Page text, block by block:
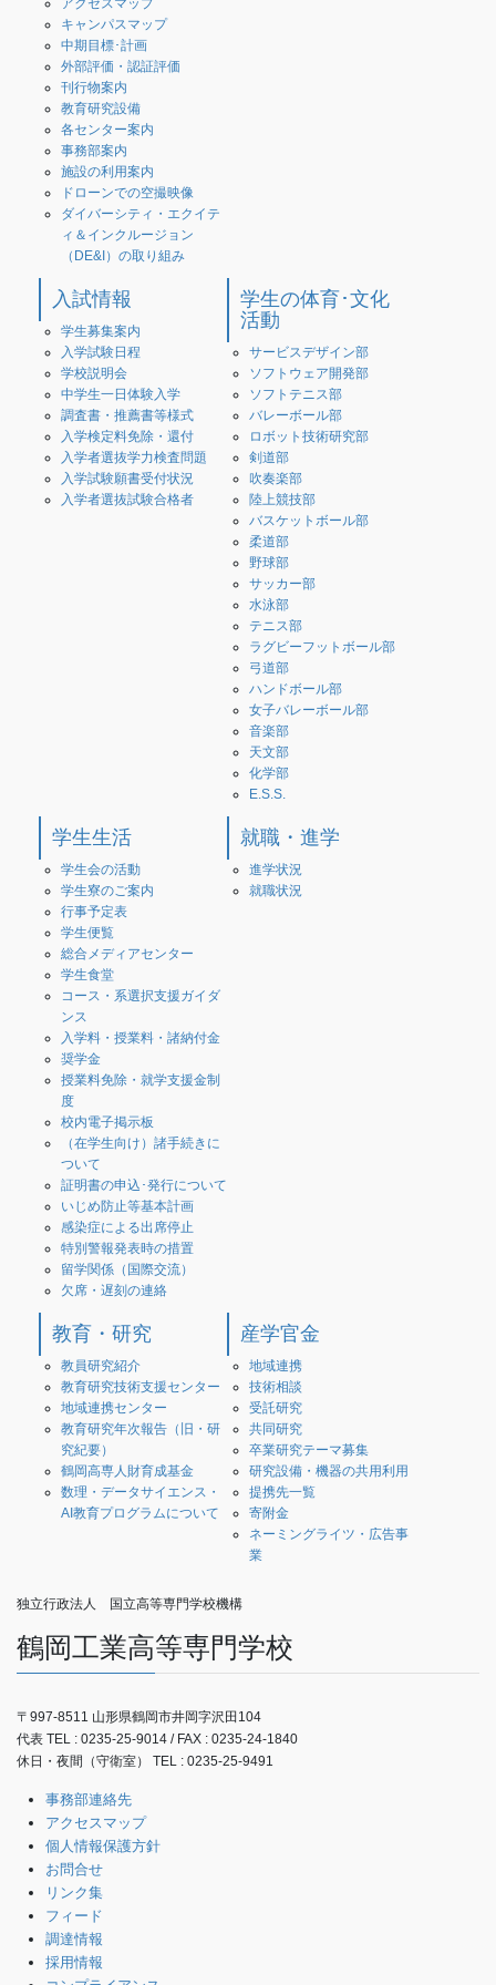
アクセスマップ
キャンパスマップ
中期目標･計画
外部評価・認証評価
刊行物案内
教育研究設備
各センター案内
事務部案内
施設の利用案内
ドローンでの空撮映像
ダイバーシティ・エクイテ
ィ＆インクルージョン
（DE&I）の取り組み
入試情報
学生募集案内
入学試験日程
学校説明会
中学生一日体験入学
調査書・推薦書等様式
入学検定料免除・還付
入学者選抜学力検査問題
入学試験願書受付状況
入学者選抜試験合格者
学生の体育･文化
活動
サービスデザイン部
ソフトウェア開発部
ソフトテニス部
バレーボール部
ロボット技術研究部
剣道部
吹奏楽部
陸上競技部
バスケットボール部
柔道部
野球部
サッカー部
水泳部
テニス部
ラグビーフットボール部
弓道部
ハンドボール部
女子バレーボール部
音楽部
天文部
化学部
E.S.S.
学生生活
学生会の活動
学生寮のご案内
行事予定表
学生便覧
総合メディアセンター
学生食堂
コース・系選択支援ガイダ
ンス
入学料・授業料・諸納付金
奨学金
授業料免除・就学支援金制
度
校内電子掲示板
（在学生向け）諸手続きに
ついて
証明書の申込･発行について
いじめ防止等基本計画
感染症による出席停止
特別警報発表時の措置
留学関係（国際交流）
欠席・遅刻の連絡
就職・進学
進学状況
就職状況
教育・研究
教員研究紹介
教育研究技術支援センター
地域連携センター
教育研究年次報告（旧・研
究紀要）
鶴岡高専人財育成基金
数理・データサイエンス・
AI教育プログラムについて
産学官金
地域連携
技術相談
受託研究
共同研究
卒業研究テーマ募集
研究設備・機器の共用利用
提携先一覧
寄附金
ネーミングライツ・広告事
業
独立行政法人 国立高等専門学校機構
鶴岡工業高等専門学校
〒997-8511 山形県鶴岡市井岡字沢田104
代表 TEL : 0235-25-9014 / FAX : 0235-24-1840
休日・夜間（守衛室） TEL : 0235-25-9491
事務部連絡先
アクセスマップ
個人情報保護方針
お問合せ
リンク集
フィード
調達情報
採用情報